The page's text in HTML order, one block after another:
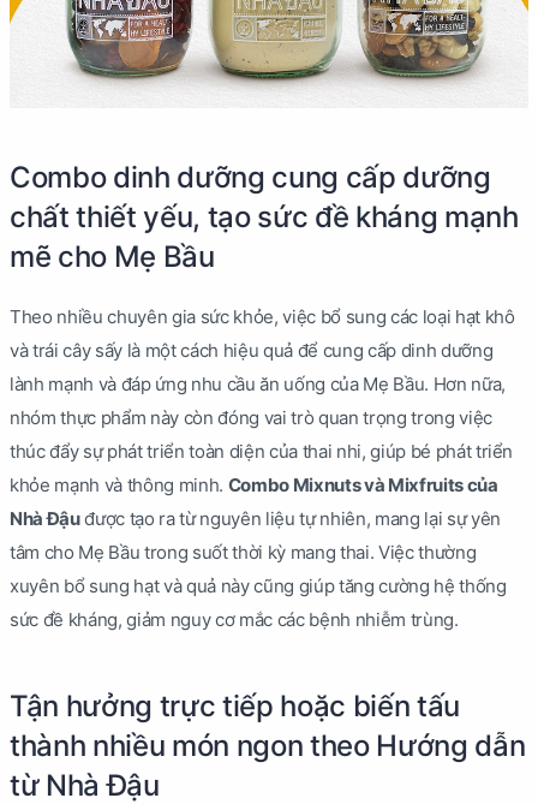
Combo dinh dưỡng cung cấp dưỡng
chất thiết yếu, tạo sức đề kháng mạnh
mẽ cho Mẹ Bầu
Theo nhiều chuyên gia sức khỏe, việc bổ sung các loại hạt khô
và trái cây sấy là một cách hiệu quả để cung cấp dinh dưỡng
lành mạnh và đáp ứng nhu cầu ăn uống của Mẹ Bầu. Hơn nữa,
nhóm thực phẩm này còn đóng vai trò quan trọng trong việc
thúc đẩy sự phát triển toàn diện của thai nhi, giúp bé phát triển
khỏe mạnh và thông minh. Combo Mixnuts và Mixfruits của
Nhà Đậuđược tạo ra từ nguyên liệu tự nhiên, mang lại sự yên
tâm cho Mẹ Bầu trong suốt thời kỳ mang thai. Việc thường
xuyên bổ sung hạt và quả này cũng giúp tăng cường hệ thống
sức đề kháng, giảm nguy cơ mắc các bệnh nhiễm trùng.
Tận hưởng trực tiếp hoặc biến tấu
thành nhiều món ngon theo Hướng dẫn
từ Nhà Đậu